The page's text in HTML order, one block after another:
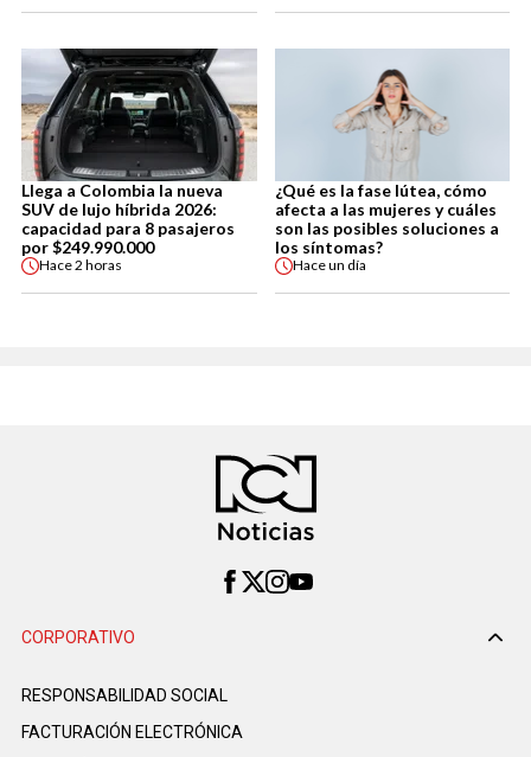
Llega a Colombia la nueva
SUV de lujo híbrida 2026:
capacidad para 8 pasajeros
por $249.990.000
Hace2 horas
¿Qué es la fase lútea, cómo
afecta a las mujeres y cuáles
son las posibles soluciones a
los síntomas?
Haceun día
CORPORATIVO
RESPONSABILIDAD SOCIAL
FACTURACIÓN ELECTRÓNICA